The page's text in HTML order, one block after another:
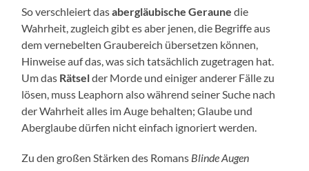
So verschleiert dasabergläubische Geraunedie
Wahrheit, zugleich gibt es aber jenen, die Begriffe aus
dem vernebelten Graubereich übersetzen können,
Hinweise auf das, was sich tatsächlich zugetragen hat.
Um das Rätselder Morde und einiger anderer Fälle zu
lösen, muss Leaphorn also während seiner Suche nach
der Wahrheit alles im Auge behalten; Glaube und
Aberglaube dürfen nicht einfach ignoriert werden.
Zu den großen Stärken des Romans Blinde Augen